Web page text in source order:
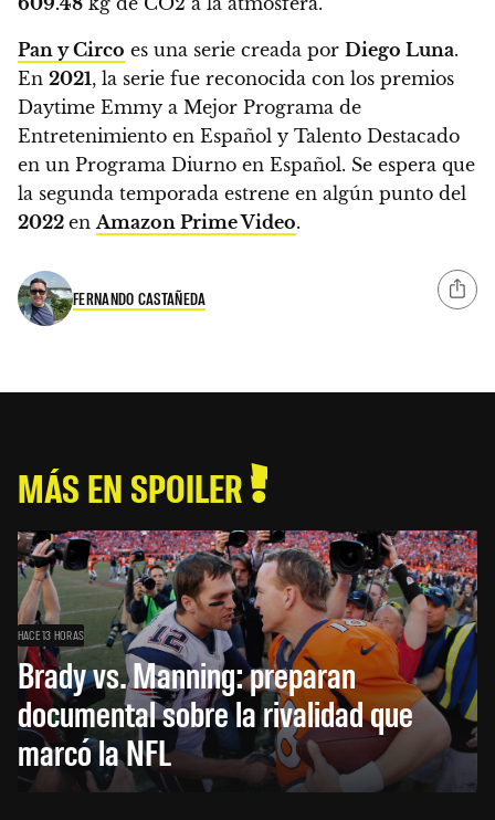
Pan y Circo es una serie creada por Diego Luna.
En 2021, la serie fue reconocida con los premios
Daytime Emmy a Mejor Programa de
Entretenimiento en Español y Talento Destacado
en un Programa Diurno en Español. Se espera que
la segunda temporada estrene en algún punto del
2022 enAmazon Prime Video.
FERNANDO CASTAÑEDA
MÁS EN SPOILER
HACE 13 HORAS
Brady vs. Manning: preparan
documental sobre la rivalidad que
marcó la NFL